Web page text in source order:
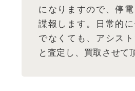
になりますので、停
諜報します。日常的
でなくても、アシス
と査定し、買取させて